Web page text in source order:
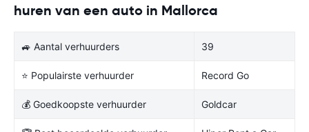
huren van een auto in Mallorca
🚙 Aantal verhuurders 39
⭐ Populairste verhuurder Record Go
💰 Goedkoopste verhuurder Goldcar